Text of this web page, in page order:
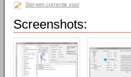
Stel een correctie voor
Screenshots: